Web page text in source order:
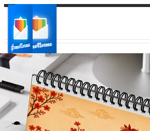
Ваш город:
Ваш регион доставки
Выберите из списка: